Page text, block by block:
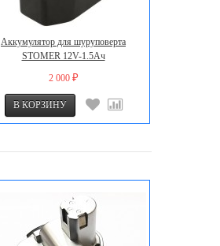
Аккумулятор для шуруповерта
STOMER 12V-1.5Ач
2 000 ₽